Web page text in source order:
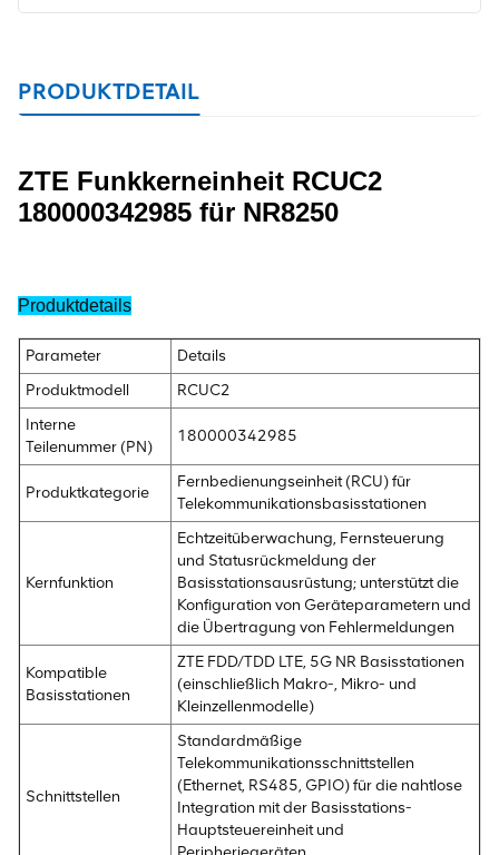
PRODUKTDETAIL
ZTE Funkkerneinheit RCUC2
180000342985 für NR8250
Produktdetails
Parameter
Details
Produktmodell
RCUC2
Interne
Teilenummer (PN)
180000342985
Produktkategorie
Fernbedienungseinheit (RCU) für
Telekommunikationsbasisstationen
Kernfunktion
Echtzeitüberwachung, Fernsteuerung
und Statusrückmeldung der
Basisstationsausrüstung; unterstützt die
Konfiguration von Geräteparametern und
die Übertragung von Fehlermeldungen
Kompatible
Basisstationen
ZTE FDD/TDD LTE, 5G NR Basisstationen
(einschließlich Makro-, Mikro- und
Kleinzellenmodelle)
Schnittstellen
Standardmäßige
Telekommunikationsschnittstellen
(Ethernet, RS485, GPIO) für die nahtlose
Integration mit der Basisstations-
Hauptsteuereinheit und